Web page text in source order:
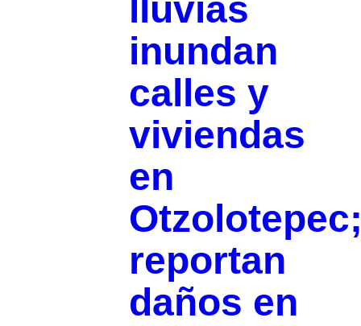
lluvias
inundan
calles y
viviendas
en
reportan
daños en